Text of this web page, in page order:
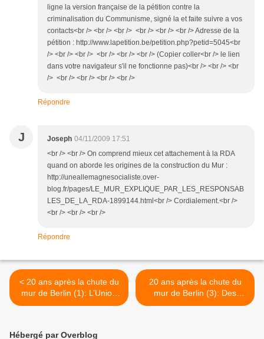
ligne la version française de la pétition contre la
criminalisation du Communisme, signé la et faite suivre a vos
contacts<br /> <br /> <br /> <br /> <br /> <br /> Adresse de la
pétition : http://www.lapetition.be/petition.php?petid=5045<br
/> <br /> <br /> <br /> <br /> <br /> (Copier coller<br /> le lien
dans votre navigateur s'il ne fonctionne pas)<br /> <br /> <br
/> <br /> <br /> <br /> <br />
Répondre
J Joseph 04/11/2009 17:51
<br /> <br /> On comprend mieux cet attachement à la RDA
quand on aborde les origines de la construction du Mur :
http://uneallemagnesocialiste.over-
blog.fr/pages/LE_MUR_EXPLIQUE_PAR_LES_RESPONSAB
LES_DE_LA_RDA-1899144.html<br /> Cordialement.<br />
<br /> <br /> <br />
Répondre
< 20 ans après la chute du
mur de Berlin (1): L’Union
soviétique dans l’histoire
20 ans après la chute du
mur de Berlin (3): Des
raisons à l'ostalgie: retour
Hébergé par Overblog